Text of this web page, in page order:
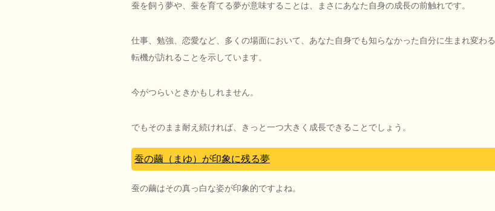
蚕を飼う夢や、蚕を育てる夢が意味することは、まさにあなた自身の成長の前触れです。
仕事、勉強、恋愛など、多くの場面において、あなた自身でも知らなかった自分に生まれ変わる
転機が訪れることを示しています。
今がつらいときかもしれません。
でもそのまま耐え続ければ、きっと一つ大きく成長できることでしょう。
蚕の繭（まゆ）が印象に残る夢
蚕の繭はその真っ白な姿が印象的ですよね。